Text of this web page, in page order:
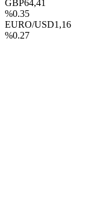
GBP64,41
%0.35
EURO/USD1,16
%0.27